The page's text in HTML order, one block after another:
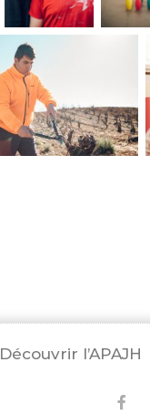
Découvrir l’APAJH